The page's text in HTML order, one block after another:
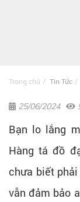
Trang chủ Tin Tức
25/06/2024
Bạn lo lắng
Hàng tá đồ
chưa biết
vẫn đảm bảo